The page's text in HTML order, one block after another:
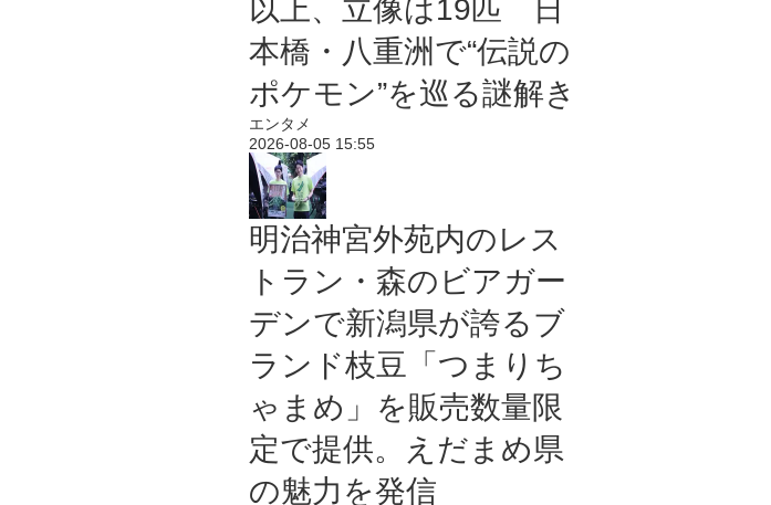
以上、立像は19匹 日
本橋・八重洲で“伝説の
ポケモン”を巡る謎解き
エンタメ
2026-08-05 15:55
明治神宮外苑内のレス
トラン・森のビアガー
デンで新潟県が誇るブ
ランド枝豆「つまりち
ゃまめ」を販売数量限
定で提供。えだまめ県
の魅力を発信